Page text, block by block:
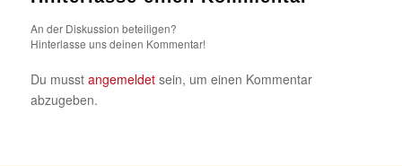
An der Diskussion beteiligen?
Hinterlasse uns deinen Kommentar!
Du musst angemeldetsein, um einen Kommentar
abzugeben.